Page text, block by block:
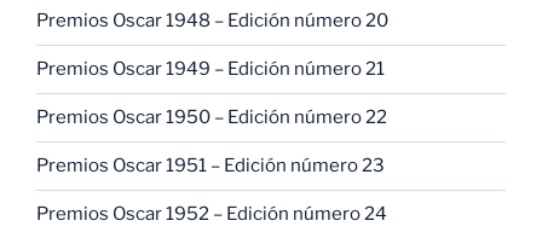
Premios Oscar 1948 – Edición número 20
Premios Oscar 1949 – Edición número 21
Premios Oscar 1950 – Edición número 22
Premios Oscar 1951 – Edición número 23
Premios Oscar 1952 – Edición número 24